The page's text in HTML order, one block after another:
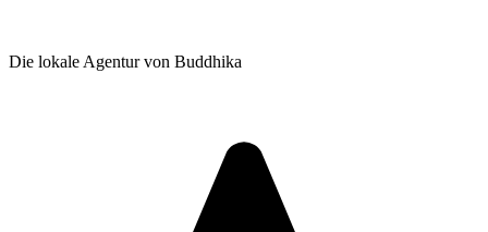
Die lokale Agentur von Buddhika